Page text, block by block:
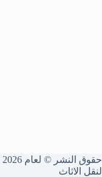
لنقل الاثاث